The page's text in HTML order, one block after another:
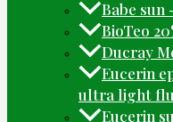
Babe sun
BioTeo
Ducray
Eucerin
ultra light
Eucerin